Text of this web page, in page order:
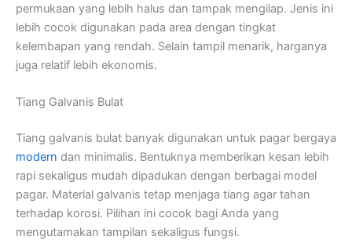
permukaan yang lebih halus dan tampak mengilap. Jenis ini
lebih cocok digunakan pada area dengan tingkat
kelembapan yang rendah. Selain tampil menarik, harganya
juga relatif lebih ekonomis.
Tiang Galvanis Bulat
Tiang galvanis bulat banyak digunakan untuk pagar bergaya
modern dan minimalis. Bentuknya memberikan kesan lebih
rapi sekaligus mudah dipadukan dengan berbagai model
pagar. Material galvanis tetap menjaga tiang agar tahan
terhadap korosi. Pilihan ini cocok bagi Anda yang
mengutamakan tampilan sekaligus fungsi.